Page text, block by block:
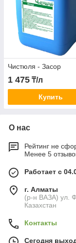
Чистюля - Засор
1 475 ₸/л
Купить
О нас
Рейтинг не
Менее 5
Работает с
г. Алматы
(р-н ВАЗА) ул.
Казахстан
Контакты
Сегодня